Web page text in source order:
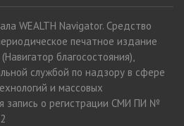
WEALTH Navigator. Средство
печатное издание
благосостояния),
службой по надзору в сфере
и массовых
запись о регистрации СМИ ПИ №